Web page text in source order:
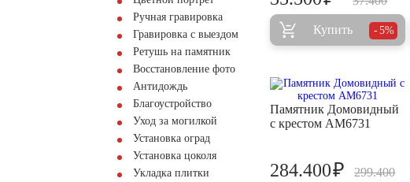
Ручная гравировка
Гравировка с выездом
Ретушь на памятник
Восстановление фото
Антидождь
Благоустройство
Уход за могилкой
Установка оград
Установка цоколя
Укладка плитки
Купить 5%
Памятник Домовидный
с крестом AM6731
299.400
284.400₽